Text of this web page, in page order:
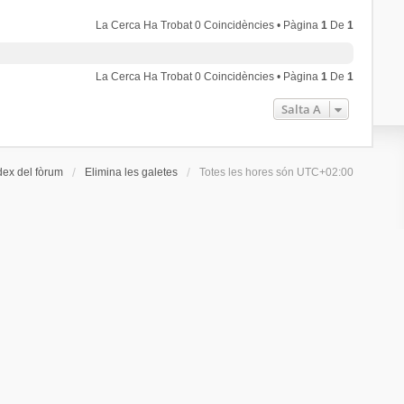
La Cerca Ha Trobat 0 Coincidències • Pàgina1 De1
La Cerca Ha Trobat 0 Coincidències • Pàgina1 De1
Salta A
del fòrum Elimina les galetes Totes les hores són UTC+02:00